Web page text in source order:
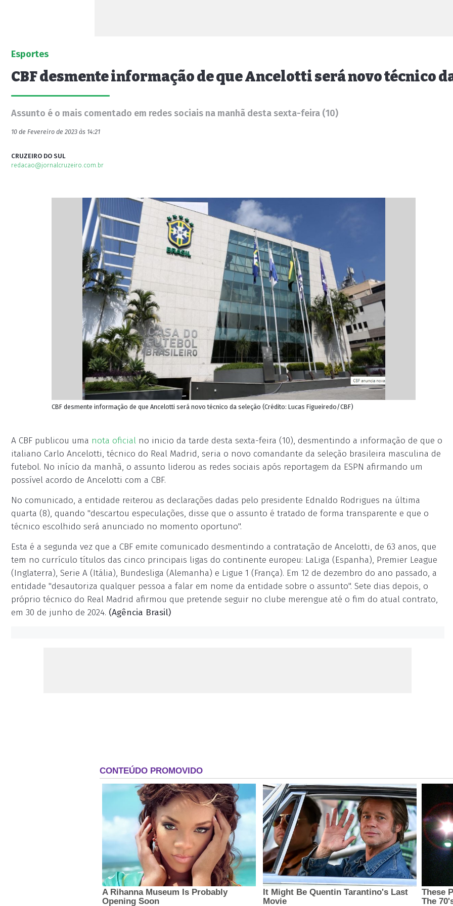
Esportes
CBF desmente informação de que Ancelotti será novo técnico
Assunto é o mais comentado em redes sociais na manhã desta sexta-feira (10)
10 de Fevereiro de 2023 às 14:21
CRUZEIRO DO SUL
redacao@jornalcruzeiro.com.br
CBF desmente informação de que Ancelotti será novo técnico da seleção (Crédito: Lucas Figueiredo/CBF)
A CBF publicou uma nota oficial no inicio da tarde desta sexta-feira (10), desmentindo a informação de que o
italiano Carlo Ancelotti, técnico do Real Madrid, seria o novo comandante da seleção brasileira masculina de
futebol. No início da manhã, o assunto liderou as redes sociais após reportagem da ESPN afirmando um
possível acordo de Ancelotti com a CBF.
No comunicado, a entidade reiterou as declarações dadas pelo presidente Ednaldo Rodrigues na última
quarta (8), quando "descartou especulações, disse que o assunto é tratado de forma transparente e que o
técnico escolhido será anunciado no momento oportuno".
Esta é a segunda vez que a CBF emite comunicado desmentindo a contratação de Ancelotti, de 63 anos, que
tem no currículo títulos das cinco principais ligas do continente europeu: LaLiga (Espanha), Premier League
(Inglaterra), Serie A (Itália), Bundesliga (Alemanha) e Ligue 1 (França). Em 12 de dezembro do ano passado, a
entidade "desautoriza qualquer pessoa a falar em nome da entidade sobre o assunto". Sete dias depois, o
próprio técnico do Real Madrid afirmou que pretende seguir no clube merengue até o fim do atual contrato,
em 30 de junho de 2024. (Agência Brasil)